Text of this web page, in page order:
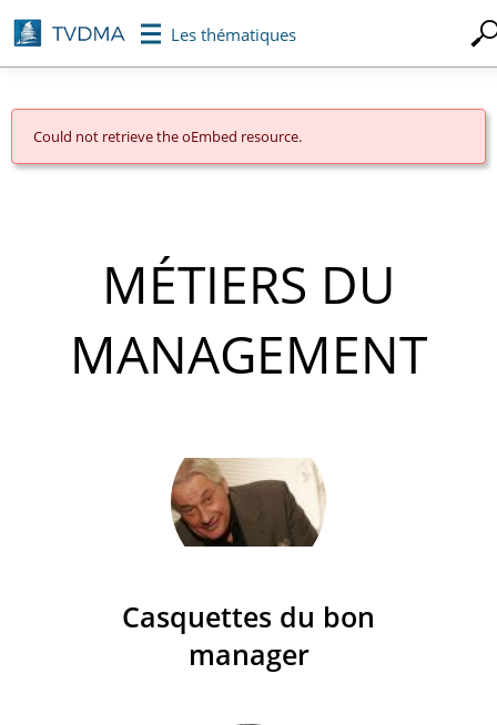
Aller
au
contenu
principal
Les thématiques
MESSAGE
Could not retrieve the oEmbed resource.
MÉTIERS DU
MANAGEMENT
Casquettes du bon
manager